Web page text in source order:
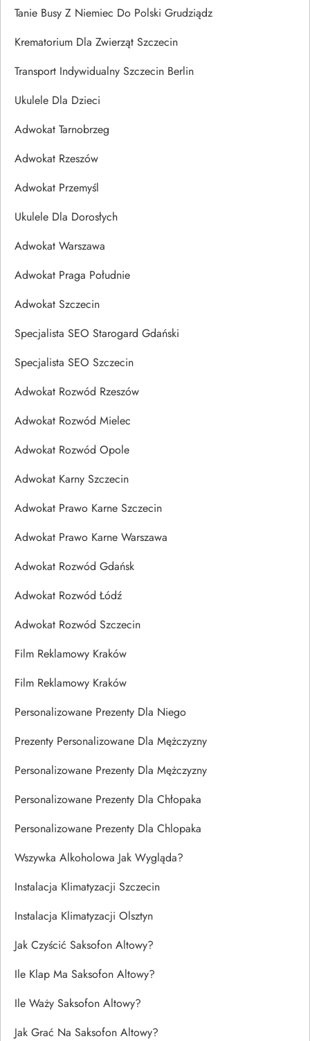
Tanie Busy Z Niemiec Do Polski Grudziądz
Krematorium Dla Zwierząt Szczecin
Transport Indywidualny Szczecin Berlin
Ukulele Dla Dzieci
Adwokat Tarnobrzeg
Adwokat Rzeszów
Adwokat Przemyśl
Ukulele Dla Dorosłych
Adwokat Warszawa
Adwokat Praga Południe
Adwokat Szczecin
Specjalista SEO Starogard Gdański
Specjalista SEO Szczecin
Adwokat Rozwód Rzeszów
Adwokat Rozwód Mielec
Adwokat Rozwód Opole
Adwokat Karny Szczecin
Adwokat Prawo Karne Szczecin
Adwokat Prawo Karne Warszawa
Adwokat Rozwód Gdańsk
Adwokat Rozwód Łódź
Adwokat Rozwód Szczecin
Film Reklamowy Kraków
Film Reklamowy Kraków
Personalizowane Prezenty Dla Niego
Prezenty Personalizowane Dla Mężczyzny
Personalizowane Prezenty Dla Mężczyzny
Personalizowane Prezenty Dla Chłopaka
Personalizowane Prezenty Dla Chlopaka
Wszywka Alkoholowa Jak Wygląda?
Instalacja Klimatyzacji Szczecin
Instalacja Klimatyzacji Olsztyn
Jak Czyścić Saksofon Altowy?
Ile Klap Ma Saksofon Altowy?
Ile Waży Saksofon Altowy?
Jak Grać Na Saksofon Altowy?